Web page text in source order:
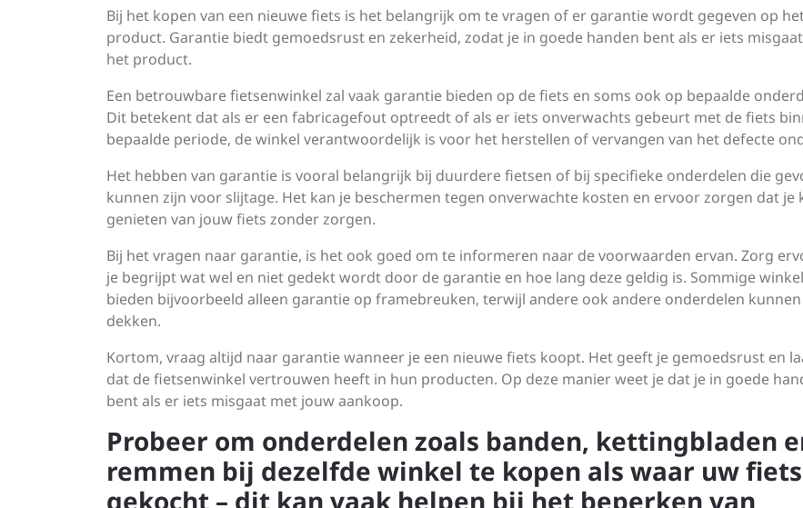
Bij het kopen van een nieuwe fiets is het belangrijk om te vragen of er garantie wordt gegeven op
product. Garantie biedt gemoedsrust en zekerheid, zodat je in goede handen bent als er iets
het product.
Een betrouwbare fietsenwinkel zal vaak garantie bieden op de fiets en soms ook op bepaalde
Dit betekent dat als er een fabricagefout optreedt of als er iets onverwachts gebeurt met de fiets
bepaalde periode, de winkel verantwoordelijk is voor het herstellen of vervangen van het defecte
Het hebben van garantie is vooral belangrijk bij duurdere fietsen of bij specifieke onderdelen die
kunnen zijn voor slijtage. Het kan je beschermen tegen onverwachte kosten en ervoor zorgen dat je
genieten van jouw fiets zonder zorgen.
Bij het vragen naar garantie, is het ook goed om te informeren naar de voorwaarden ervan. Zorg
je begrijpt wat wel en niet gedekt wordt door de garantie en hoe lang deze geldig is. Sommige
bieden bijvoorbeeld alleen garantie op framebreuken, terwijl andere ook andere onderdelen kunnen
dekken.
Kortom, vraag altijd naar garantie wanneer je een nieuwe fiets koopt. Het geeft je gemoedsrust en
dat de fietsenwinkel vertrouwen heeft in hun producten. Op deze manier weet je dat je in goede
bent als er iets misgaat met jouw aankoop.
Probeer om onderdelen zoals banden, kettingbladen
remmen bij dezelfde winkel te kopen als waar uw
gekocht – dit kan vaak helpen bij het beperken van